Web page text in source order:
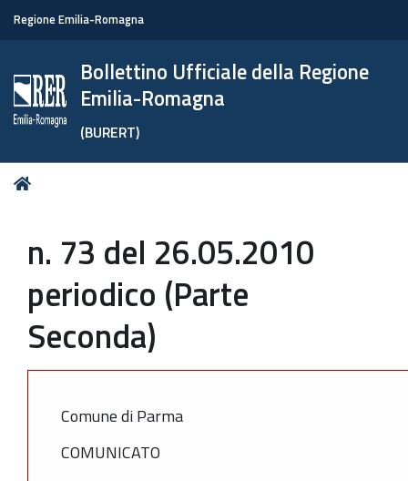
Regione Emilia-Romagna
Bollettino Ufficiale della Regione
Emilia-Romagna
(BURERT)
Tu
n. 73 del 26.05.2010
periodico (Parte
Seconda)
Comune di Parma
COMUNICATO